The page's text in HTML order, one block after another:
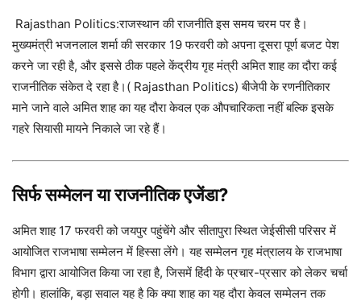
Rajasthan Politics:राजस्थान की राजनीति इस समय चरम पर है।
मुख्यमंत्री भजनलाल शर्मा की सरकार 19 फरवरी को अपना दूसरा पूर्ण बजट पेश
करने जा रही है, और इससे ठीक पहले केंद्रीय गृह मंत्री अमित शाह का दौरा कई
राजनीतिक संकेत दे रहा है।( Rajasthan Politics) बीजेपी के रणनीतिकार
माने जाने वाले अमित शाह का यह दौरा केवल एक औपचारिकता नहीं बल्कि इसके
गहरे सियासी मायने निकाले जा रहे हैं।
सिर्फ सम्मेलन या राजनीतिक एजेंडा?
अमित शाह 17 फरवरी को जयपुर पहुंचेंगे और सीतापुरा स्थित जेईसीसी परिसर में
आयोजित राजभाषा सम्मेलन में हिस्सा लेंगे। यह सम्मेलन गृह मंत्रालय के राजभाषा
विभाग द्वारा आयोजित किया जा रहा है, जिसमें हिंदी के प्रचार-प्रसार को लेकर चर्चा
होगी। हालांकि, बड़ा सवाल यह है कि क्या शाह का यह दौरा केवल सम्मेलन तक